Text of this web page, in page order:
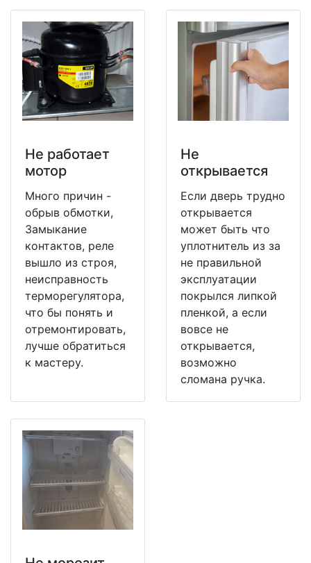
Не работает
мотор
Много причин -
обрыв обмотки,
Замыкание
контактов, реле
вышло из строя,
неисправность
терморегулятора,
что бы понять и
отремонтировать,
лучше обратиться
к мастеру.
Не
открывается
Если дверь трудно
открывается
может быть что
уплотнитель из за
не правильной
эксплуатации
покрылся липкой
пленкой, а если
вовсе не
открывается,
возможно
сломана ручка.